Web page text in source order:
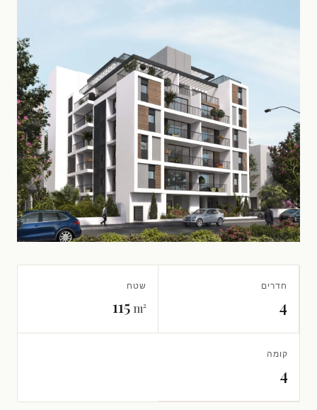
חדרים
4
שטח
115 m²
קומה
4